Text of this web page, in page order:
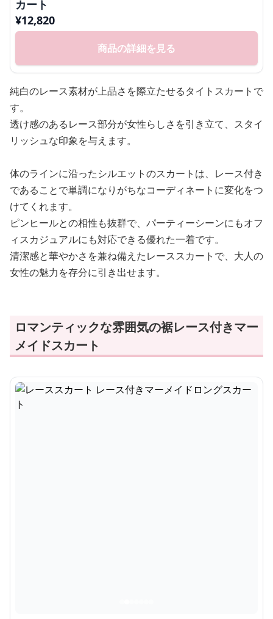
カート
¥12,820
商品の詳細を見る
純白のレース素材が上品さを際立たせるタイトスカートで
す。
透け感のあるレース部分が女性らしさを引き立て、スタイ
リッシュな印象を与えます。
体のラインに沿ったシルエットのスカートは、レース付き
であることで単調になりがちなコーディネートに変化をつ
けてくれます。
ピンヒールとの相性も抜群で、パーティーシーンにもオフ
ィスカジュアルにも対応できる優れた一着です。
清潔感と華やかさを兼ね備えたレーススカートで、大人の
女性の魅力を存分に引き出せます。
ロマンティックな雰囲気の裾レース付きマー
メイドスカート